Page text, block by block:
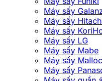
Máy sấy
Máy sấy
Máy sấy
Máy sấy LG
Máy sấy Mabe
Máy sấy
Máy sấy